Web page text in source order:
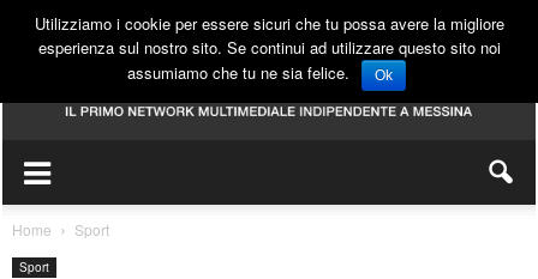
Home Sport
Sport
Utilizziamo i cookie per essere sicuri che tu possa avere la migliore
esperienza sul nostro sito. Se continui ad utilizzare questo sito noi
assumiamo che tu ne sia felice.
Ok